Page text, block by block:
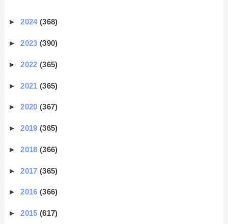
►2024(368)
►2023(390)
►2022(365)
►2021(365)
►2020(367)
►2019(365)
►2018(366)
►2017(365)
►2016(366)
►2015(617)